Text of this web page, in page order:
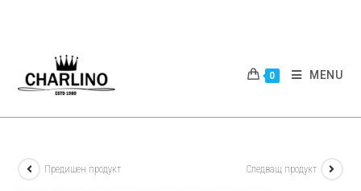
0 MENU
Предишен продукт Следващ продукт